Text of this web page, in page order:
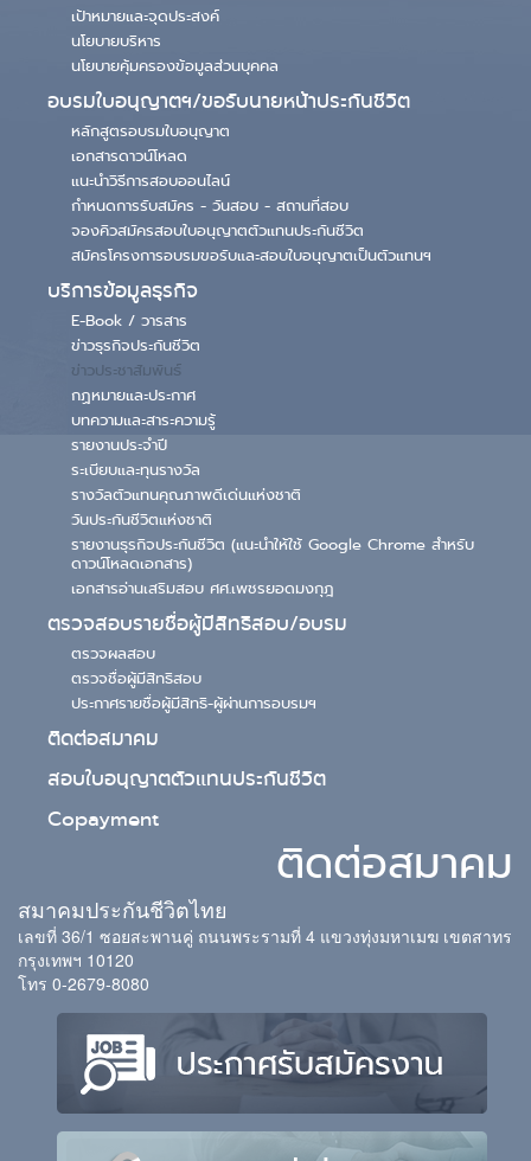
เป้าหมายและจุดประสงค์
นโยบายบริหาร
นโยบายคุ้มครองข้อมูลส่วนบุคคล
อบรมใบอนุญาตฯ/ขอรับนายหน้าประกันชีวิต
หลักสูตรอบรมใบอนุญาต
เอกสารดาวน์โหลด
แนะนำวิธีการสอบออนไลน์
กำหนดการรับสมัคร - วันสอบ - สถานที่สอบ
จองคิวสมัครสอบใบอนุญาตตัวแทนประกันชีวิต
สมัครโครงการอบรมขอรับและสอบใบอนุญาตเป็นตัวแทนฯ
บริการข้อมูลธุรกิจ
E-Book / วารสาร
ข่าวธุรกิจประกันชีวิต
ข่าวประชาสัมพันธ์
กฏหมายและประกาศ
บทความและสาระความรู้
รายงานประจำปี
ระเบียบและทุนรางวัล
รางวัลตัวแทนคุณภาพดีเด่นแห่งชาติ
วันประกันชีวิตแห่งชาติ
รายงานธุรกิจประกันชีวิต (แนะนำให้ใช้ Google Chrome สำหรับ
ดาวน์โหลดเอกสาร)
เอกสารอ่านเสริมสอบ ศศ.เพชรยอดมงกุฎ
ตรวจสอบรายชื่อผู้มีสิทธิสอบ/อบรม
ตรวจผลสอบ
ตรวจชื่อผู้มีสิทธิสอบ
ประกาศรายชื่อผู้มีสิทธิ-ผู้ผ่านการอบรมฯ
ติดต่อสมาคม
สอบใบอนุญาตตัวแทนประกันชีวิต
Copayment
ติดต่อสมาคม
สมาคมประกันชีวิตไทย
เลขที่ 36/1 ซอยสะพานคู่ ถนนพระรามที่ 4 แขวงทุ่งมหาเมฆ เขตสาทร
กรุงเทพฯ 10120
โทร 0-2679-8080